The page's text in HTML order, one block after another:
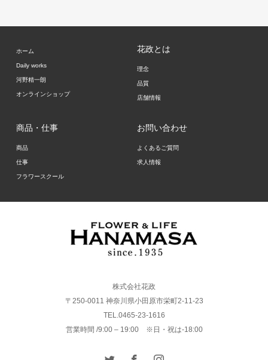
ホーム
Daily works
河野精一朗
オンラインショップ
花政とは
理念
品質
店舗情報
商品・仕事
商品
仕事
フラワースクール
お問い合わせ
よくあるご質問
求人情報
株式会社花政
〒250-0011 神奈川県小田原市栄町2-11-23
TEL.0465-23-1616
営業時間 /9:00 – 19:00 ※日・祝は-18:00